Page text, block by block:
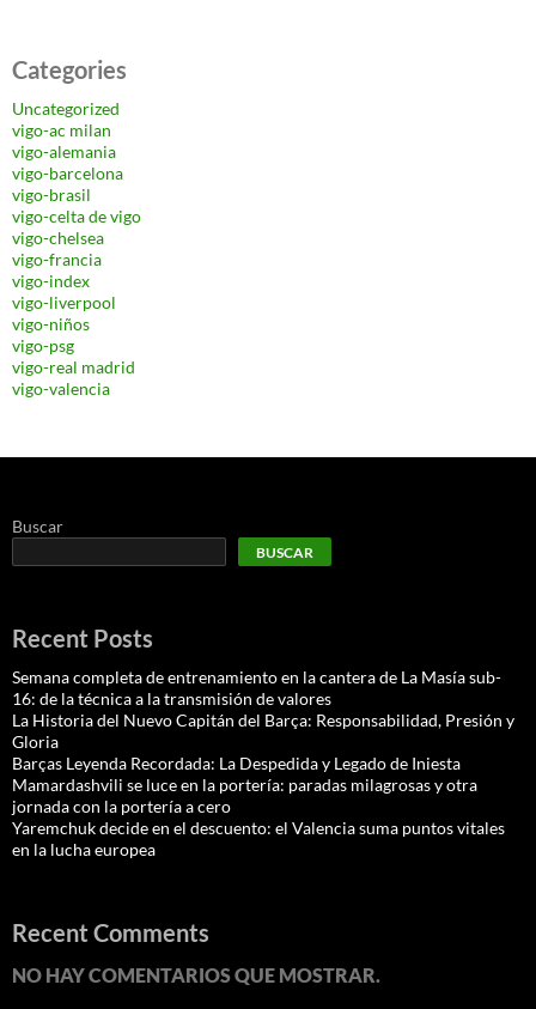
Categories
Uncategorized
vigo-ac milan
vigo-alemania
vigo-barcelona
vigo-brasil
vigo-celta de vigo
vigo-chelsea
vigo-francia
vigo-index
vigo-liverpool
vigo-niños
vigo-psg
vigo-real madrid
vigo-valencia
Buscar
BUSCAR
Recent Posts
Semana completa de entrenamiento en la cantera de La Masía sub-
16: de la técnica a la transmisión de valores
La Historia del Nuevo Capitán del Barça: Responsabilidad, Presión y
Gloria
Barças Leyenda Recordada: La Despedida y Legado de Iniesta
Mamardashvili se luce en la portería: paradas milagrosas y otra
jornada con la portería a cero
Yaremchuk decide en el descuento: el Valencia suma puntos vitales
en la lucha europea
Recent Comments
NO HAY COMENTARIOS QUE MOSTRAR.